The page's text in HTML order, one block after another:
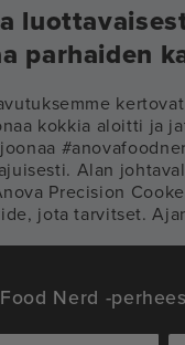
parhaiden
kokkia aloitti ja
Alan
Precision
jota tarvitset.
Nerd -